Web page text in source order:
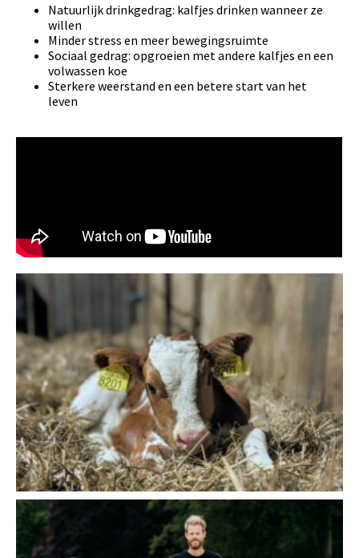
Natuurlijk drinkgedrag: kalfjes drinken wanneer ze
willen
Minder stress en meer bewegingsruimte
Sociaal gedrag: opgroeien met andere kalfjes en een
volwassen koe
Sterkere weerstand en een betere start van het
leven